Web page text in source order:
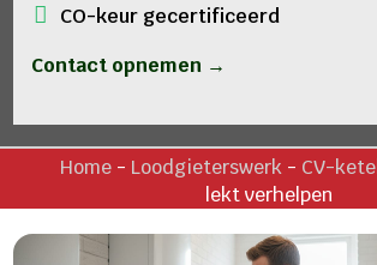
CO-keur gecertificeerd
Contact opnemen →
Home- Loodgieterswerk- CV-ketel
lekt verhelpen